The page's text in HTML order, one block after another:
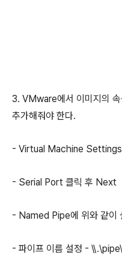
3. VMware에서 이미지의
추가해줘야 한다.
- Virtual Machine Settings
- Serial Port 클릭 후 Next
- Named Pipe에 위와 같이
- 파이프 이름 설정 -